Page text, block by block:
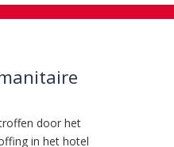
door het
in het hotel